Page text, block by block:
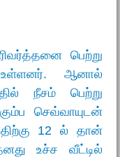
பெற்று
உள்ளனர். ஆனால்
நீசம் பெற்று
செவ்வாயுடன்
12 ல் தான்
உச்ச வீட்டில்